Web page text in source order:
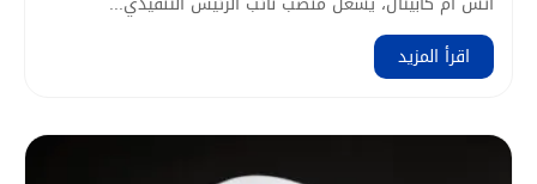
اقرأ المزيد